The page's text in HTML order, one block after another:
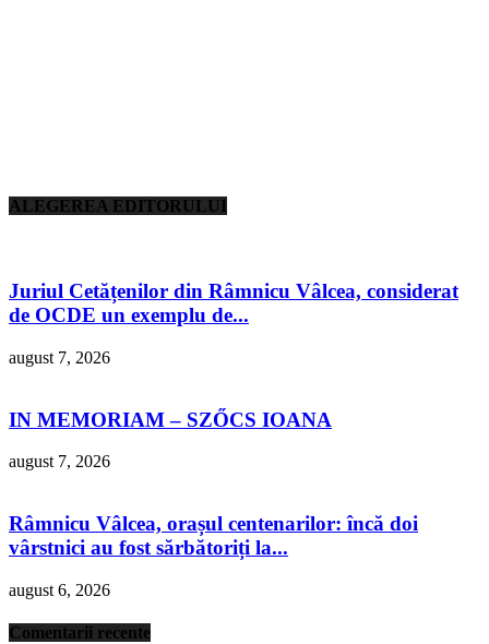
ALEGEREA EDITORULUI
Juriul Cetățenilor din Râmnicu Vâlcea, considerat
de OCDE un exemplu de...
august 7, 2026
IN MEMORIAM – SZŐCS IOANA
august 7, 2026
Râmnicu Vâlcea, orașul centenarilor: încă doi
vârstnici au fost sărbătoriți la...
august 6, 2026
Comentarii recente